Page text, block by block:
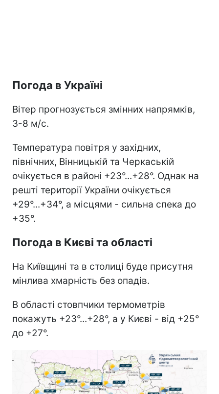
Погода в Україні
Вітер прогнозується змінних напрямків,
3-8 м/с.
Температура повітря у західних,
північних, Вінницькій та Черкаській
очікується в районі +23°...+28°. Однак на
решті території України очікується
+29°...+34°, а місцями - сильна спека до
+35°.
Погода в Києві та області
На Київщині та в столиці буде присутня
мінлива хмарність без опадів.
В області стовпчики термометрів
покажуть +23°...+28°, а у Києві - від +25°
до +27°.